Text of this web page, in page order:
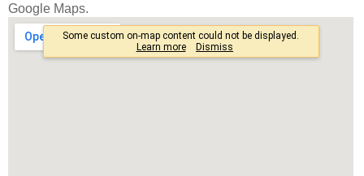
Google Maps.